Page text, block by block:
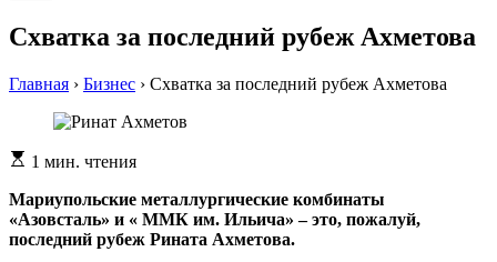
Схватка за последний рубеж Ахметова
Главная › Бизнес › Схватка за последний рубеж Ахметова
Расчетное
чтения
1 мин. чтения
Мариупольские металлургические комбинаты
«Азовсталь» и « ММК им. Ильича» – это, пожалуй,
последний рубеж Рината Ахметова.